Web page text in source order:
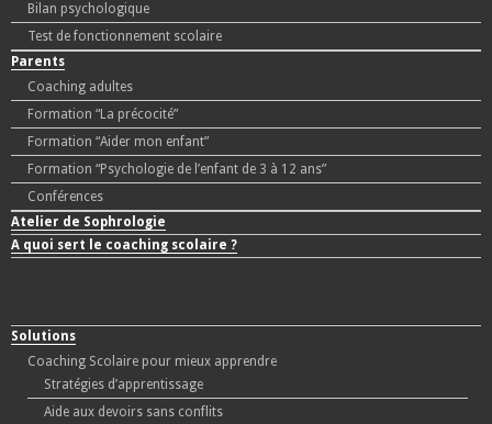
Bilan psychologique
Test de fonctionnement scolaire
Parents
Coaching adultes
Formation “La précocité”
Formation “Aider mon enfant”
Formation “Psychologie de l’enfant de 3 à 12 ans”
Conférences
Atelier de Sophrologie
A quoi sert le coaching scolaire ?
Solutions
Coaching Scolaire pour mieux apprendre
Stratégies d’apprentissage
Aide aux devoirs sans conflits